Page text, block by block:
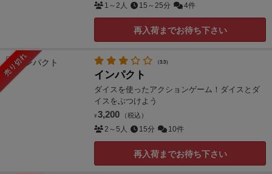
1～2人 15～25分 4件
再入荷までお待ち下さい
売り切れ （3.3）
インパクト
ダイスを使ったアクションゲーム！ダイスとダ
イスをぶつけよう
¥ 3,200 （税込）
2～5人 15分 10件
再入荷までお待ち下さい